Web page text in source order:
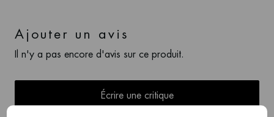
Ajouter un avis
Il n'y a pas encore d'avis sur ce produit.
Écrire une critique